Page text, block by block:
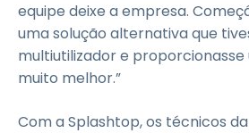
equipe deixe a empresa.
uma solução alternativa que
multiutilizador e
muito melhor.”
Com a Splashtop, os técnicos